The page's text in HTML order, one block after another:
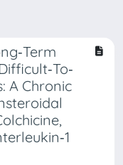
A Chronic